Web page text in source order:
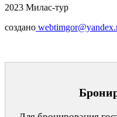
2023 Милас-тур
создано